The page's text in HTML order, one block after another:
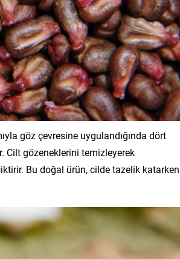
göz çevresine uygulandığında dört
Cilt gözeneklerini temizleyerek
Bu doğal ürün, cilde tazelik katarken